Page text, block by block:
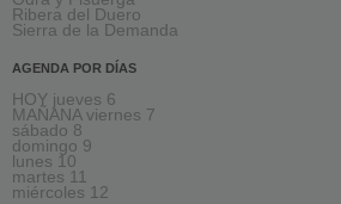
Ribera del Duero
Sierra de la Demanda
AGENDA POR DÍAS
HOY jueves 6
MAÑANA viernes 7
sábado 8
domingo 9
lunes 10
martes 11
miércoles 12